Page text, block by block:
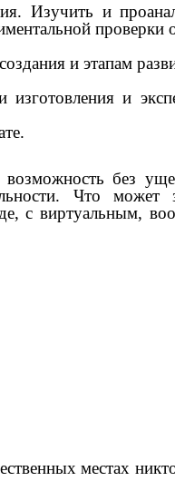
Изучить и
проверки
и этапам
и
возможность без
Что может
с виртуальным,
местах